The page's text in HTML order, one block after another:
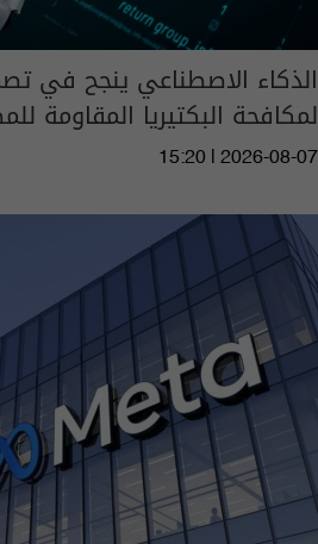
الذكاء الاصطناعي ينجح في
لمكافحة البكتيريا المقاومة
15:20 | 2026-08-07